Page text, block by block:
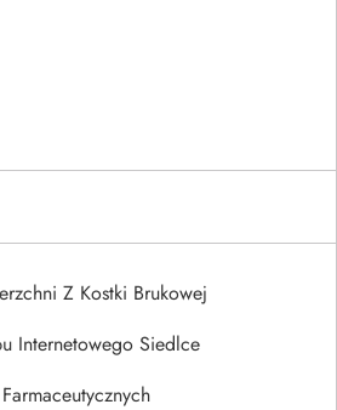
Z Kostki Brukowej
Internetowego Siedlce